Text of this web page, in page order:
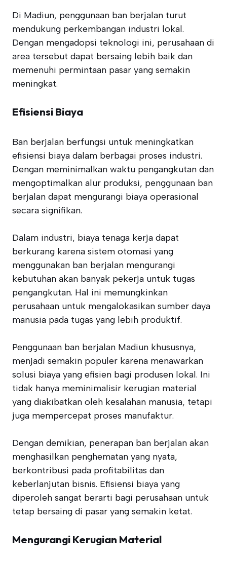
Di Madiun, penggunaan ban berjalan turut
mendukung perkembangan industri lokal.
Dengan mengadopsi teknologi ini, perusahaan di
area tersebut dapat bersaing lebih baik dan
memenuhi permintaan pasar yang semakin
meningkat.
Efisiensi Biaya
Ban berjalan berfungsi untuk meningkatkan
efisiensi biaya dalam berbagai proses industri.
Dengan meminimalkan waktu pengangkutan dan
mengoptimalkan alur produksi, penggunaan ban
berjalan dapat mengurangi biaya operasional
secara signifikan.
Dalam industri, biaya tenaga kerja dapat
berkurang karena sistem otomasi yang
menggunakan ban berjalan mengurangi
kebutuhan akan banyak pekerja untuk tugas
pengangkutan. Hal ini memungkinkan
perusahaan untuk mengalokasikan sumber daya
manusia pada tugas yang lebih produktif.
Penggunaan ban berjalan Madiun khususnya,
menjadi semakin populer karena menawarkan
solusi biaya yang efisien bagi produsen lokal. Ini
tidak hanya meminimalisir kerugian material
yang diakibatkan oleh kesalahan manusia, tetapi
juga mempercepat proses manufaktur.
Dengan demikian, penerapan ban berjalan akan
menghasilkan penghematan yang nyata,
berkontribusi pada profitabilitas dan
keberlanjutan bisnis. Efisiensi biaya yang
diperoleh sangat berarti bagi perusahaan untuk
tetap bersaing di pasar yang semakin ketat.
Mengurangi Kerugian Material